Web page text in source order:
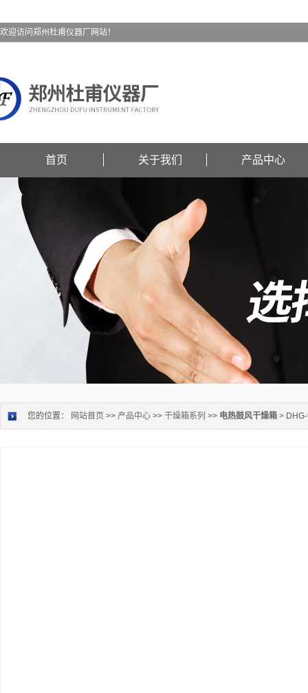
欢迎访问郑州杜甫仪器厂网站！
首页 关于我们 产品中心
您的位置： 网站首页 >> 产品中心 >> 干燥箱系列 >> 电热鼓风干燥箱 >